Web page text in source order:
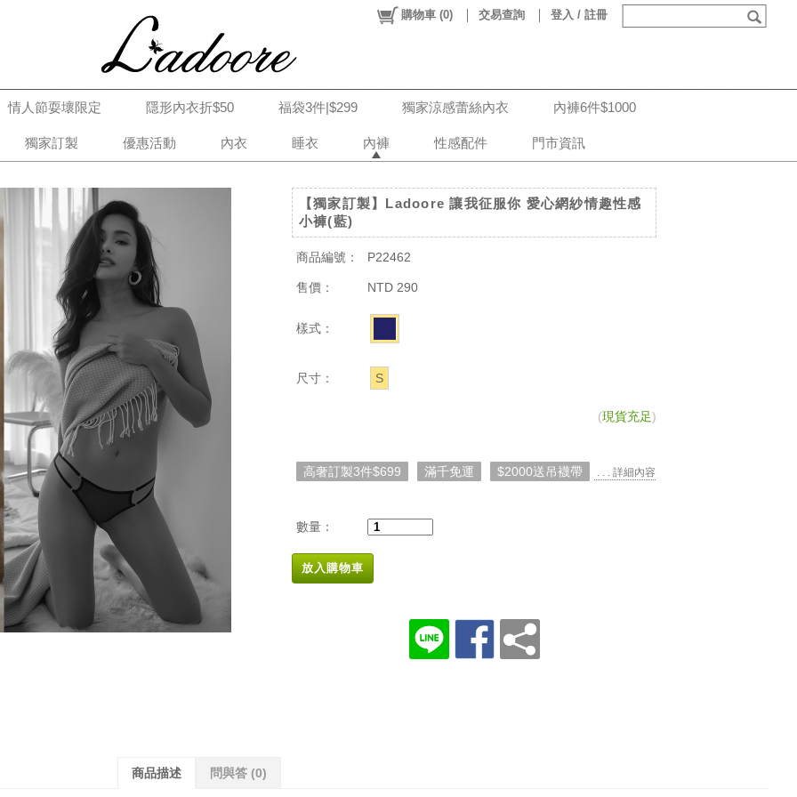
情人節耍壞限定 隱形內衣折$50 福袋3件|$299 獨家涼感蕾絲內衣 內褲6件$1000
獨家訂製 優惠活動 內衣 睡衣 內褲 性感配件 門市資訊
購物車 (0) 交易查詢 登入 / 註冊
【獨家訂製】Ladoore 讓我征服你 愛心網紗情趣性感
小褲(藍)
商品編號： P22462
售價： NTD 290
樣式：
尺寸： S
(現貨充足)
高奢訂製3件$699 滿千免運 $2000送吊襪帶 . . . 詳細內容
數量：
放入購物車
商品描述 問與答 (0)